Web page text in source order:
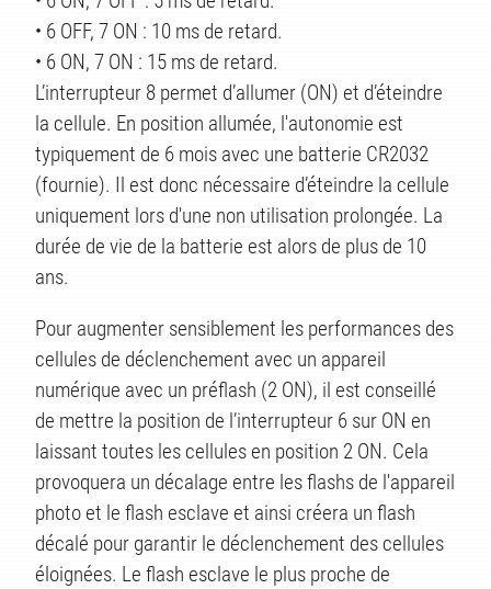
• 6 OFF, 7 ON : 10 ms de retard.
• 6 ON, 7 ON : 15 ms de retard.
L’interrupteur 8 permet d’allumer (ON) et d’éteindre
la cellule. En position allumée, l'autonomie est
typiquement de 6 mois avec une batterie CR2032
(fournie). Il est donc nécessaire d’éteindre la cellule
uniquement lors d'une non utilisation prolongée. La
durée de vie de la batterie est alors de plus de 10
ans.
Pour augmenter sensiblement les performances des
cellules de déclenchement avec un appareil
numérique avec un préflash (2 ON), il est conseillé
de mettre la position de l’interrupteur 6 sur ON en
laissant toutes les cellules en position 2 ON. Cela
provoquera un décalage entre les flashs de l'appareil
photo et le flash esclave et ainsi créera un flash
décalé pour garantir le déclenchement des cellules
éloignées. Le flash esclave le plus proche de